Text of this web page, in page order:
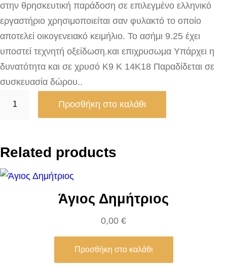
στην θρησκευτική παράδοση σε επιλεγμένο ελληνικό
εργαστήριο χρησιμοποιείται σαν φυλακτό το οποίο
αποτελεί οικογενειακό κειμήλιο. Το ασήμι 9.25 έχει
υποστεί τεχνητή οξείδωση.και επιχρυσωμα Υπάρχει η
δυνατότητα και σε χρυσό Κ9 Κ 14Κ18 Παραδίδεται σε
συσκευασία δώρου..
τ
α
Προσθήκη στο καλάθι
Related products
Άγιος Δημήτριος
0,00 €
Προσθήκη στο καλάθι